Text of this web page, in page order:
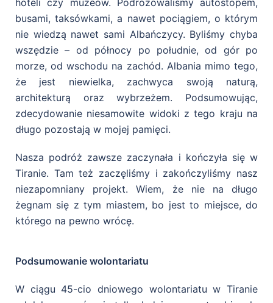
hoteli czy muzeów. Podróżowaliśmy autostopem,
busami, taksówkami, a nawet pociągiem, o którym
nie wiedzą nawet sami Albańczycy. Byliśmy chyba
wszędzie – od północy po południe, od gór po
morze, od wschodu na zachód. Albania mimo tego,
że jest niewielka, zachwyca swoją naturą,
architekturą oraz wybrzeżem. Podsumowując,
zdecydowanie niesamowite widoki z tego kraju na
długo pozostają w mojej pamięci.
Nasza podróż zawsze zaczynała i kończyła się w
Tiranie. Tam też zaczęliśmy i zakończyliśmy nasz
niezapomniany projekt. Wiem, że nie na długo
żegnam się z tym miastem, bo jest to miejsce, do
którego na pewno wrócę.
Podsumowanie wolontariatu
W ciągu 45-cio dniowego wolontariatu w Tiranie